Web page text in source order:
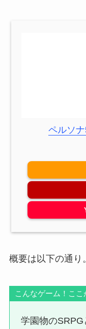
ペルソ
概要は以下の通り。
こんなゲーム！ここ
学園物の